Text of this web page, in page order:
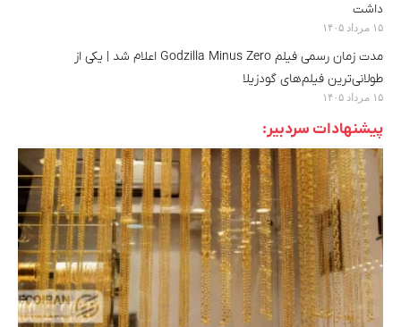
داشت
۱۵ مرداد ۱۴۰۵
مدت‌ زمان رسمی فیلم Godzilla Minus Zero اعلام شد |‌ یکی از
طولانی‌ترین فیلم‌های گودزیلا
۱۵ مرداد ۱۴۰۵
پیشنهادات سردبیر: